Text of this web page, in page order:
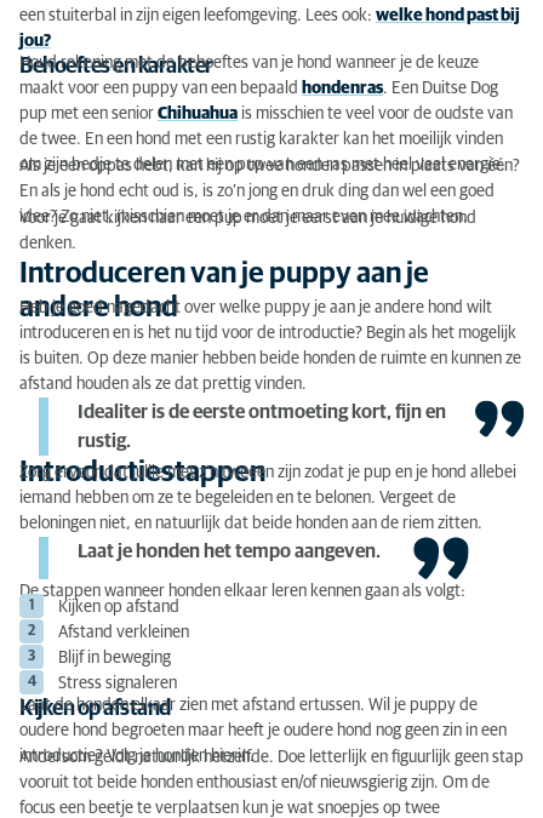
een stuiterbal in zijn eigen leefomgeving. Lees ook: welke hond past bij
jou?
Behoeftes en karakter
Houd rekening met de behoeftes van je hond wanneer je de keuze
maakt voor een puppy van een bepaald hondenras. Een Duitse Dog
pup met een senior Chihuahua is misschien te veel voor de oudste van
de twee. En een hond met een rustig karakter kan het moeilijk vinden
om zijn bedje te delen met een pup van een ras met heel veel energie.
Als je een oppas hebt, kan hij op twee honden passen in plaats van één?
En als je hond echt oud is, is zo’n jong en druk ding dan wel een goed
idee? Zo niet, misschien moet je er dan maar even mee wachten.
Voor je gaat kijken naar een pup moet je eerst aan je huidige hond
denken.
Introduceren van je puppy aan je
andere hond
Heb je goed nagedacht over welke puppy je aan je andere hond wilt
introduceren en is het nu tijd voor de introductie? Begin als het mogelijk
is buiten. Op deze manier hebben beide honden de ruimte en kunnen ze
afstand houden als ze dat prettig vinden.
Idealiter is de eerste ontmoeting kort, fijn en
rustig.
Introductiestappen
Zorg ervoor dat jullie met z’n tweeën zijn zodat je pup en je hond allebei
iemand hebben om ze te begeleiden en te belonen. Vergeet de
beloningen niet, en natuurlijk dat beide honden aan de riem zitten.
Laat je honden het tempo aangeven.
De stappen wanneer honden elkaar leren kennen gaan als volgt:
Kijken op afstand
Afstand verkleinen
Blijf in beweging
Stress signaleren
Kijken op afstand
Laat de honden elkaar zien met afstand ertussen. Wil je puppy de
oudere hond begroeten maar heeft je oudere hond nog geen zin in een
introductie? Volg je honden hierin.
Andersom geldt natuurlijk hetzelfde. Doe letterlijk en figuurlijk geen stap
vooruit tot beide honden enthousiast en/of nieuwsgierig zijn. Om de
focus een beetje te verplaatsen kun je wat snoepjes op twee